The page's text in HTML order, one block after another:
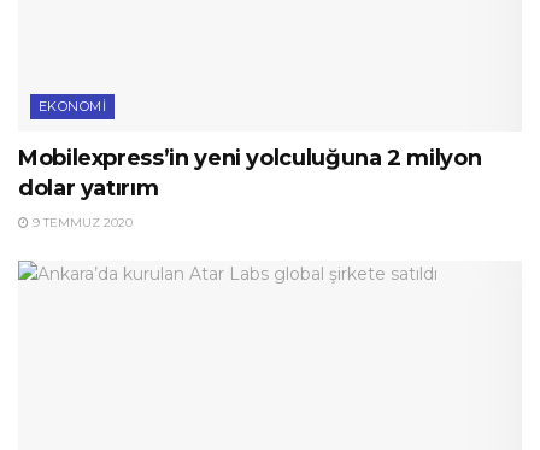
EKONOMI
Mobilexpress’in yeni yolculuğuna 2 milyon
dolar yatırım
9 TEMMUZ 2020